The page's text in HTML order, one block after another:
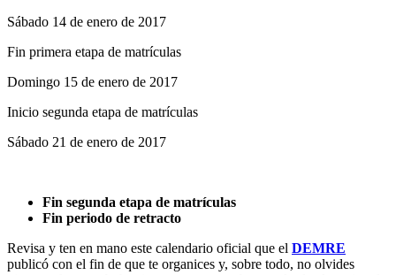
Sábado 14 de enero de 2017
Fin primera etapa de matrículas
Domingo 15 de enero de 2017
Inicio segunda etapa de matrículas
Sábado 21 de enero de 2017
Fin segunda etapa de matrículas
Fin periodo de retracto
Revisa y ten en mano este calendario oficial que el DEMRE
publicó con el fin de que te organices y, sobre todo, no olvides